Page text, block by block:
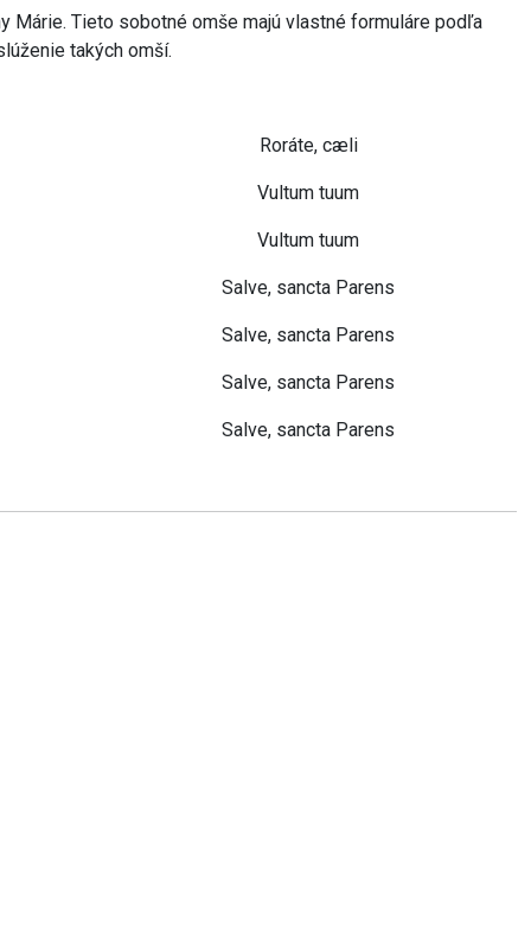
Márie. Tieto sobotné omše majú vlastné formuláre podľa
takých omší.
Roráte, cæli
Vultum tuum
Vultum tuum
Salve, sancta Parens
Salve, sancta Parens
Salve, sancta Parens
Salve, sancta Parens